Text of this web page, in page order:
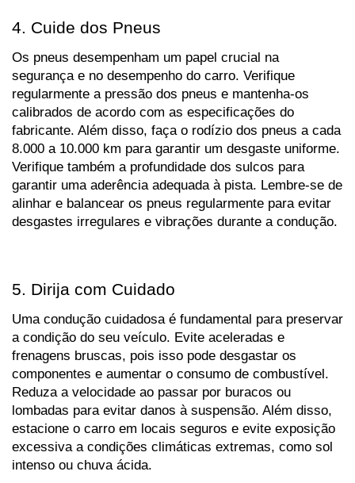
4. Cuide dos Pneus
Os pneus desempenham um papel crucial na
segurança e no desempenho do carro. Verifique
regularmente a pressão dos pneus e mantenha-os
calibrados de acordo com as especificações do
fabricante. Além disso, faça o rodízio dos pneus a cada
8.000 a 10.000 km para garantir um desgaste uniforme.
Verifique também a profundidade dos sulcos para
garantir uma aderência adequada à pista. Lembre-se de
alinhar e balancear os pneus regularmente para evitar
desgastes irregulares e vibrações durante a condução.
5. Dirija com Cuidado
Uma condução cuidadosa é fundamental para preservar
a condição do seu veículo. Evite aceleradas e
frenagens bruscas, pois isso pode desgastar os
componentes e aumentar o consumo de combustível.
Reduza a velocidade ao passar por buracos ou
lombadas para evitar danos à suspensão. Além disso,
estacione o carro em locais seguros e evite exposição
excessiva a condições climáticas extremas, como sol
intenso ou chuva ácida.